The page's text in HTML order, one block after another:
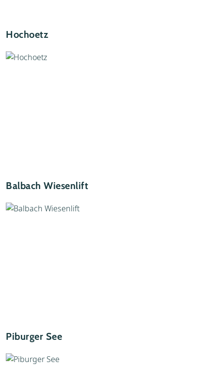
Hochoetz
Balbach Wiesenlift
Piburger See